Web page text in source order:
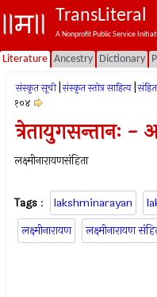
TransLiteral
A Nonprofit Public Service
Literature Ancestry Dictionary
संस्कृत सूची संस्कृत स्तोत्र साहित्य
१०४
त्रेतायुगसन्तानः -
लक्ष्मीनारायणसंहिता
Tags : lakshminarayan
लक्ष्मीनारायण
लक्ष्मीनारायण